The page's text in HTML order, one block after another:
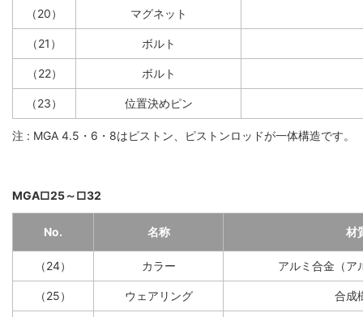
（20） マグネット
（21） ボルト
（22） ボルト
（23） 位置決めピン
注 : MGA 4.5・6・8はピストン、ピストンロッドが一体構造です。
MGA□25～□32
No. 名称 材
（24） カラー アルミ合金（ア
（25） ウェアリング 合成